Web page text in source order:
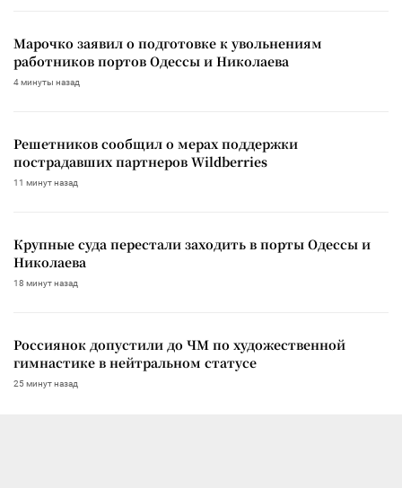
Марочко заявил о подготовке к увольнениям
работников портов Одессы и Николаева
4 минуты назад
Решетников сообщил о мерах поддержки
пострадавших партнеров Wildberries
11 минут назад
Крупные суда перестали заходить в порты Одессы и
Николаева
18 минут назад
Россиянок допустили до ЧМ по художественной
гимнастике в нейтральном статусе
25 минут назад